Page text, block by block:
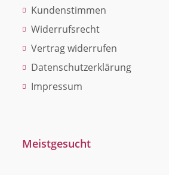
Kundenstimmen
Widerrufsrecht
Vertrag widerrufen
Datenschutzerklärung
Impressum
Meistgesucht